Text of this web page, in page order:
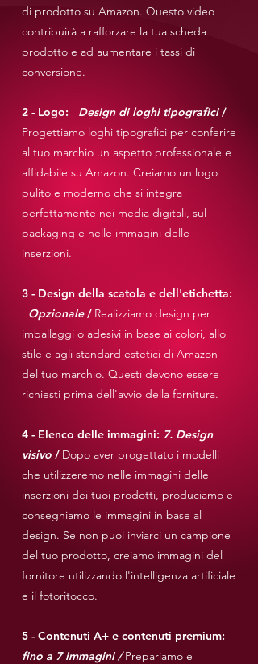
di prodotto su Amazon. Questo video
contribuirà a rafforzare la tua scheda
prodotto e ad aumentare i tassi di
conversione.
2 - Logo: Design di loghi tipografici /
Progettiamo loghi tipografici per conferire
al tuo marchio un aspetto professionale e
affidabile su Amazon. Creiamo un logo
pulito e moderno che si integra
perfettamente nei media digitali, sul
packaging e nelle immagini delle
inserzioni.
3 - Design della scatola e dell'etichetta:
Opzionale / Realizziamo design per
imballaggi o adesivi in base ai colori, allo
stile e agli standard estetici di Amazon
del tuo marchio. Questi devono essere
richiesti prima dell'avvio della fornitura.
4 - Elenco delle immagini: 7. Design
visivo / Dopo aver progettato i modelli
che utilizzeremo nelle immagini delle
inserzioni dei tuoi prodotti, produciamo e
consegniamo le immagini in base al
design. Se non puoi inviarci un campione
del tuo prodotto, creiamo immagini del
fornitore utilizzando l'intelligenza artificiale
e il fotoritocco.
5 - Contenuti A+ e contenuti premium:
fino a 7 immagini / Prepariamo e